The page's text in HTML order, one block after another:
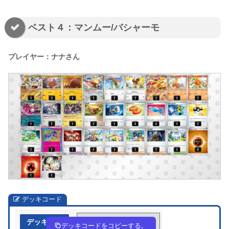
ベスト４：マンムー/バシャーモ
プレイヤー：ナナさん
デッキコード
デッキ作成 yMyMX3-dNSd6k-S2MXMp
デッキコードをコピーする。